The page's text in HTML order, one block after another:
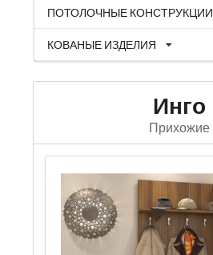
ПОТОЛОЧНЫЕ КОНСТРУКЦИИ
КОВАНЫЕ ИЗДЕЛИЯ
Инго
Прихожие